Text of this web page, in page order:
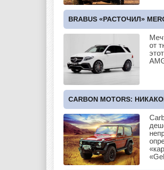
BRABUS «РАСТОЧИЛ»
от
CARBON MOTORS: